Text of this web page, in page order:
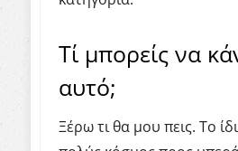
Τί μπορείς να
αυτό;
Ξέρω τι θα μου πεις. Το